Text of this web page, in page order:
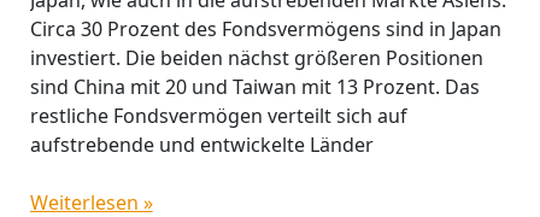
Circa 30 Prozent des Fondsvermögens sind in Japan
investiert. Die beiden nächst größeren Positionen
sind China mit 20 und Taiwan mit 13 Prozent. Das
restliche Fondsvermögen verteilt sich auf
aufstrebende und entwickelte Länder
Weiterlesen »